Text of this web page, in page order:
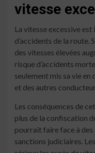
vitesse
La vitesse excessive est
d’accidents de la route.
des vitesses élevées
risque d’accidents
seulement mis sa vie en
et des autres
Les conséquences de
plus de la confiscation
pourrait faire face à
sanctions judiciaires.